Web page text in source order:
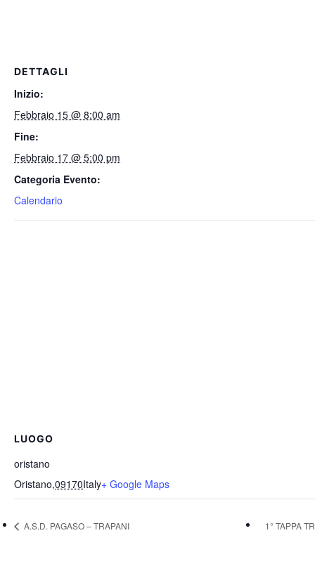
DETTAGLI
Inizio:
Febbraio 15 @ 8:00 am
Fine:
Febbraio 17 @ 5:00 pm
Categoria Evento:
Calendario
LUOGO
oristano
Oristano,09170Italy+ Google Maps
A.S.D. PAGASO – TRAPANI 1° TAPPA